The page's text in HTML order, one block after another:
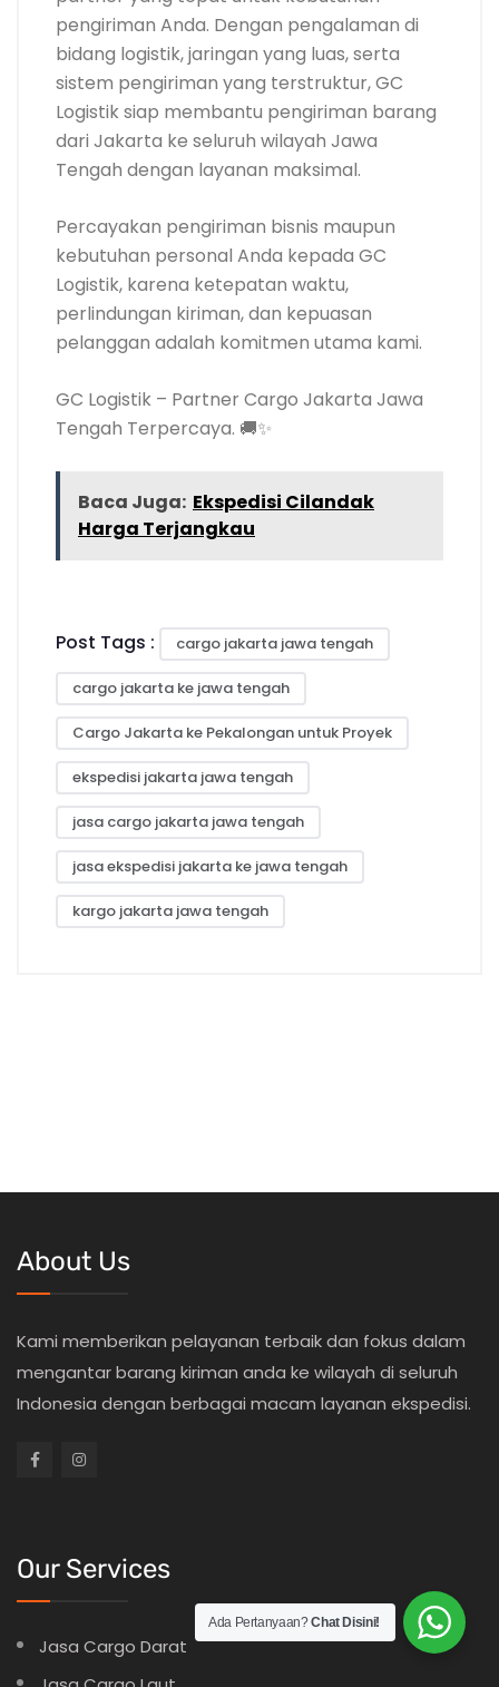
pengiriman Anda. Dengan pengalaman di
bidang logistik, jaringan yang luas, serta
sistem pengiriman yang terstruktur, GC
Logistik siap membantu pengiriman barang
dari Jakarta ke seluruh wilayah Jawa
Tengah dengan layanan maksimal.
Percayakan pengiriman bisnis maupun
kebutuhan personal Anda kepada GC
Logistik, karena ketepatan waktu,
perlindungan kiriman, dan kepuasan
pelanggan adalah komitmen utama kami.
GC Logistik – Partner Cargo Jakarta Jawa
Tengah Terpercaya. 🚚✨
Baca Juga: Ekspedisi Cilandak
Harga Terjangkau
Post Tags : cargo jakarta jawa tengah
cargo jakarta ke jawa tengah
Cargo Jakarta ke Pekalongan untuk Proyek
ekspedisi jakarta jawa tengah
jasa cargo jakarta jawa tengah
jasa ekspedisi jakarta ke jawa tengah
kargo jakarta jawa tengah
About Us
Kami memberikan pelayanan terbaik dan fokus dalam
mengantar barang kiriman anda ke wilayah di seluruh
Indonesia dengan berbagai macam layanan ekspedisi.
Our Services
Jasa Cargo Darat
Ada Pertanyaan?Chat Disini!